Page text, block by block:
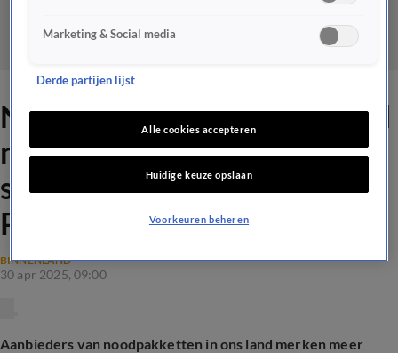
Nederlanders kopen massaal
noodpakketten na
stroomstoring in Spanje en
Portugal
BINNENLAND
30 apr 2025, 09:00
Aanbieders van noodpakketten in ons land merken meer
Marketing & Social media
Derde partijen lijst
Alle cookies accepteren
Huidige keuze opslaan
Voorkeuren beheren